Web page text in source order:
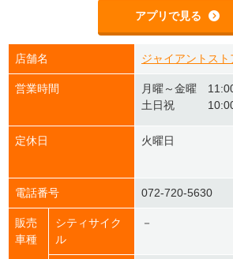
アプリで見る
店舗名 ジャイアントスト
営業時間
月曜～金曜
土日祝 10:00
定休日 火曜日
電話番号 072-720-5630
販売
車種
シティサイク
ル
－